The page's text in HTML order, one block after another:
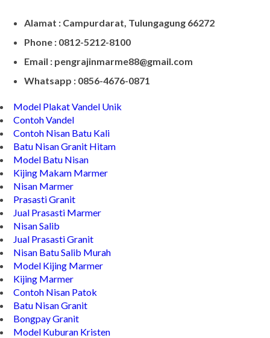
Alamat : Campurdarat, Tulungagung 66272
Phone : 0812-5212-8100
Email : pengrajinmarme88@gmail.com
Whatsapp : 0856-4676-0871
Model Plakat Vandel Unik
Contoh Vandel
Contoh Nisan Batu Kali
Batu Nisan Granit Hitam
Model Batu Nisan
Kijing Makam Marmer
Nisan Marmer
Prasasti Granit
Jual Prasasti Marmer
Nisan Salib
Jual Prasasti Granit
Nisan Batu Salib Murah
Model Kijing Marmer
Kijing Marmer
Contoh Nisan Patok
Batu Nisan Granit
Bongpay Granit
Model Kuburan Kristen